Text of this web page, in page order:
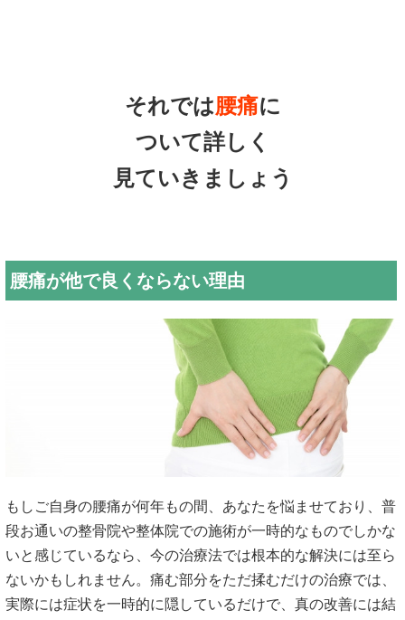
それでは腰痛に
ついて詳しく
見ていきましょう
腰痛が他で良くならない理由
もしご自身の腰痛が何年もの間、あなたを悩ませており、普
段お通いの整骨院や整体院での施術が一時的なものでしかな
いと感じているなら、今の治療法では根本的な解決には至ら
ないかもしれません。痛む部分をただ揉むだけの治療では、
実際には症状を一時的に隠 しているだけで、真の改善には結